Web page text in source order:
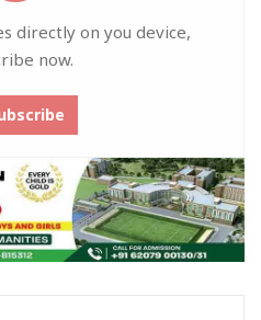
directly on you device,
now.